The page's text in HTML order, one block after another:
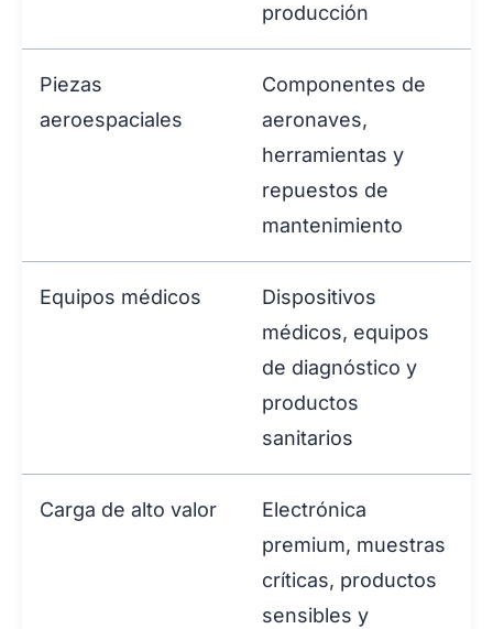
producción
Piezas
aeroespaciales
Componentes de
aeronaves,
herramientas y
repuestos de
mantenimiento
Equipos médicos
Dispositivos
médicos, equipos
de diagnóstico y
productos
sanitarios
Carga de alto valor
Electrónica
premium, muestras
críticas, productos
sensibles y